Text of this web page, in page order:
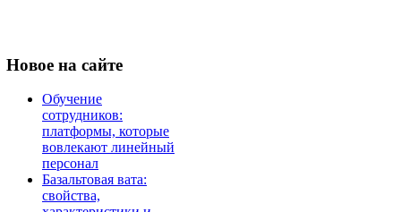
Новое на сайте
Обучение
сотрудников:
платформы, которые
вовлекают линейный
персонал
Базальтовая вата:
свойства,